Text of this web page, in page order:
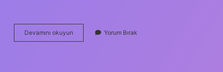
Devamını okuyun
Nedir
Yorum Bırak